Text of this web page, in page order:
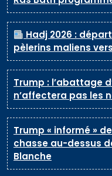
Hadj 2026 :
pèlerins maliens
Trump : l’abattage
n’affectera pas les
Trump « informé »
chasse au-dessus
Blanche